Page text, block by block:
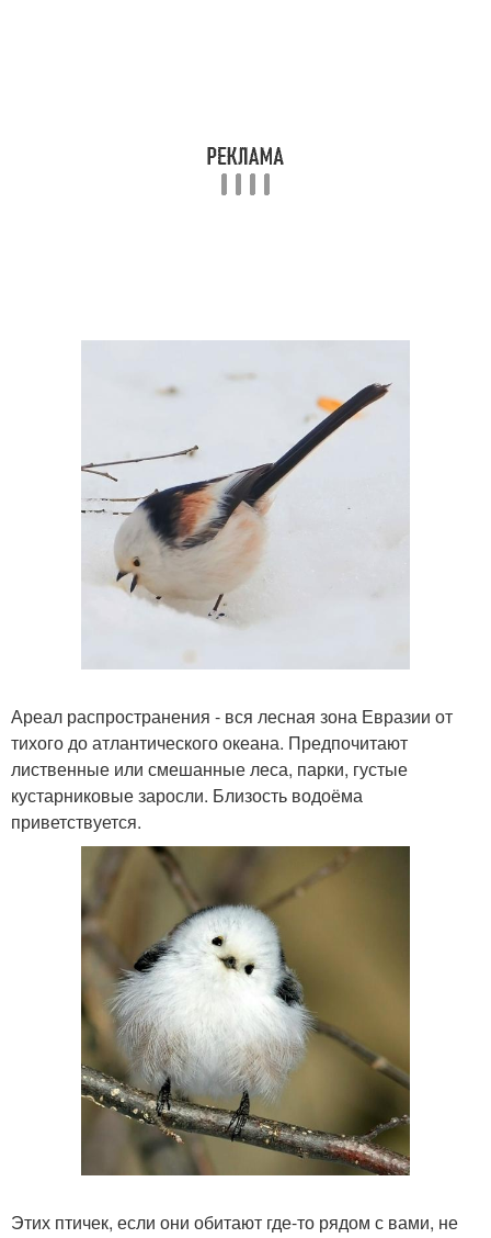
Ареал распространения - вся лесная зона Евразии от
тихого до атлантического океана. Предпочитают
лиственные или смешанные леса, парки, густые
кустарниковые заросли. Близость водоёма
приветствуется.
Этих птичек, если они обитают где-то рядом с вами, не